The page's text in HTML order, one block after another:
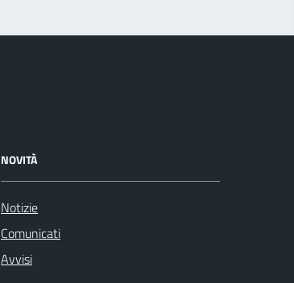
NOVITÀ
Notizie
Comunicati
Avvisi